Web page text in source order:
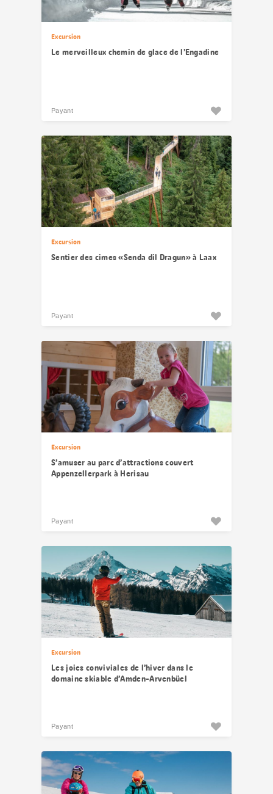
Excursion
Le merveilleux chemin de glace de l’Engadine
Payant
Excursion
Sentier des cimes «Senda dil Dragun» à Laax
Payant
Excursion
S’amuser au parc d’attractions couvert
Appenzellerpark à Herisau
Payant
Excursion
Les joies conviviales de l’hiver dans le
domaine skiable d’Amden-Arvenbüel
Payant